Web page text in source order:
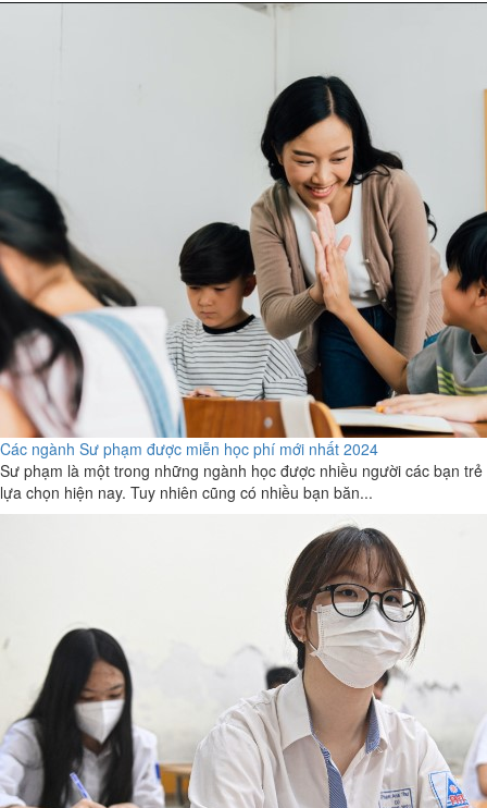
Các ngành Sư phạm được miễn học phí mới nhất 2024
Sư phạm là một trong những ngành học được nhiều người các bạn trẻ
lựa chọn hiện nay. Tuy nhiên cũng có nhiều bạn băn...